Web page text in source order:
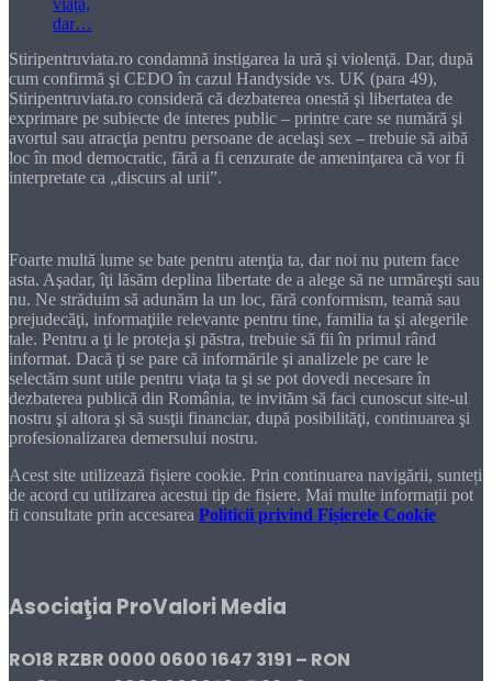
Stiripentruviata.ro condamnă instigarea la ură şi violenţă. Dar, după
cum confirmă şi CEDO în cazul Handyside vs. UK (para 49),
Stiripentruviata.ro consideră că dezbaterea onestă şi libertatea de
exprimare pe subiecte de interes public – printre care se numără şi
avortul sau atracţia pentru persoane de acelaşi sex – trebuie să aibă
loc în mod democratic, fără a fi cenzurate de ameninţarea că vor fi
interpretate ca „discurs al urii”.
Foarte multă lume se bate pentru atenţia ta, dar noi nu putem face
asta. Aşadar, îţi lăsăm deplina libertate de a alege să ne urmăreşti sau
nu. Ne străduim să adunăm la un loc, fără conformism, teamă sau
prejudecăţi, informaţiile relevante pentru tine, familia ta şi alegerile
tale. Pentru a ţi le proteja şi păstra, trebuie să fii în primul rând
informat. Dacă ţi se pare că informările şi analizele pe care le
selectăm sunt utile pentru viaţa ta şi se pot dovedi necesare în
dezbaterea publică din România, te invităm să faci cunoscut site-ul
nostru şi altora şi să susţii financiar, după posibilităţi, continuarea şi
profesionalizarea demersului nostru.
Acest site utilizează fișiere cookie. Prin continuarea navigării, sunteți
de acord cu utilizarea acestui tip de fișiere. Mai multe informații pot
fi consultate prin accesarea Politicii privind Fișierele Cookie
Asociaţia ProValori Media
RO18 RZBR 0000 0600 1647 3191 – RON